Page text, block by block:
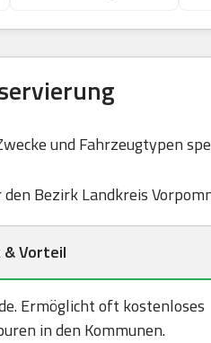
und Fahrzeugtypen
Bezirk Landkreis
& Vorteil
Ermöglicht oft kostenloses
in den Kommunen.